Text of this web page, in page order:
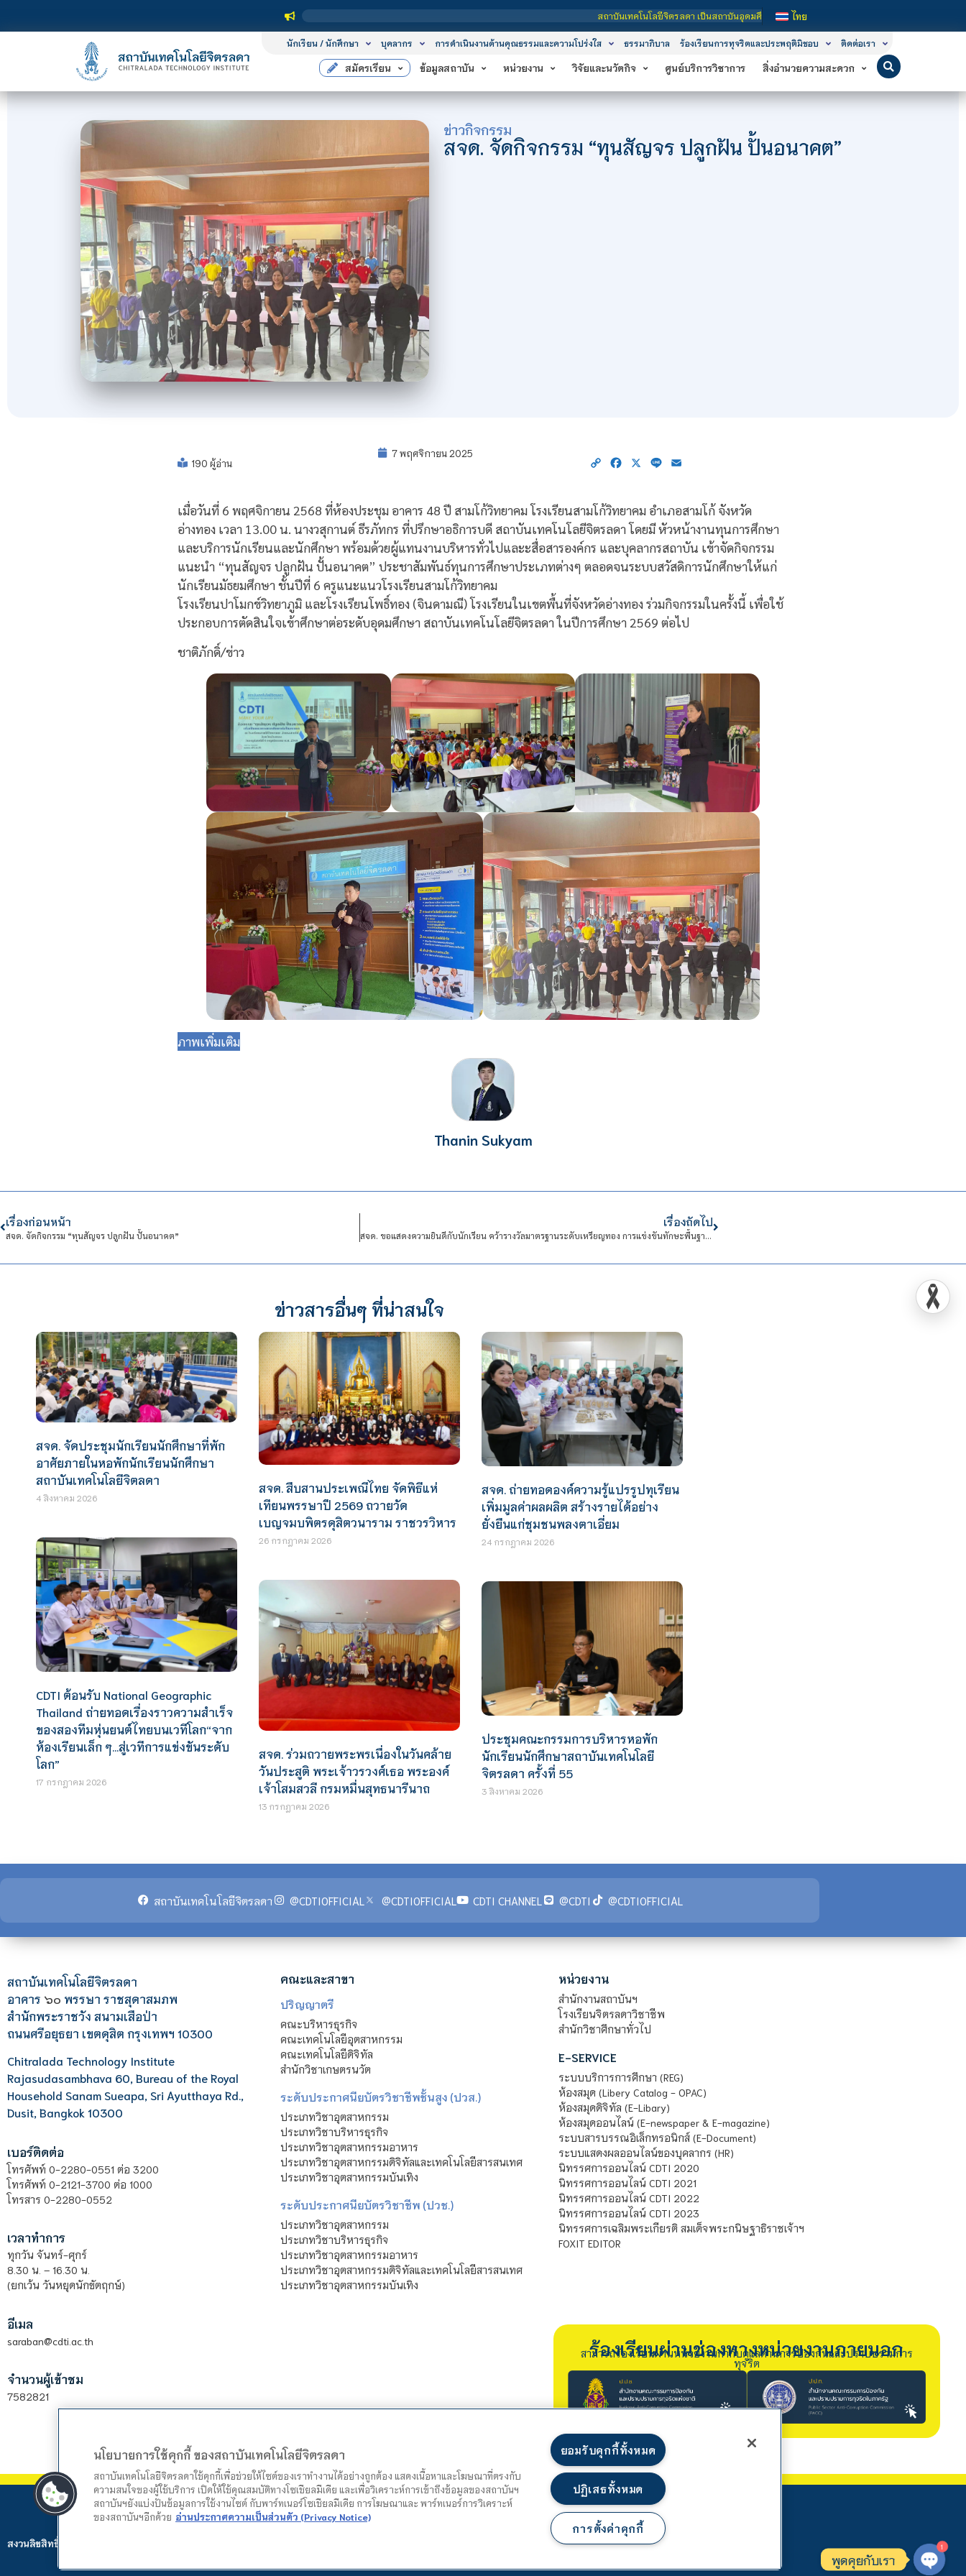
สถาบันเทคโนโลยีจิตรลดา เป็นสถาบันอุดมศึกษาในกำกับของรัฐ เปิดหลักสูตรการเรียนการสอน 3 ระดับ คือ ระดับป
ไทย
นักเรียน / นักศึกษา บุคลากร การดำเนินงานด้านคุณธรรมและความโปร่งใส ธรรมาภิบาล ร้องเรียนการทุจริตและประพฤติมิชอบ ติดต่อเรา
สมัครเรียน ข้อมูลสถาบัน หน่วยงาน วิจัยและนวัตกิจ ศูนย์บริการวิชาการ สิ่งอำนวยความสะดวก
ข่าวกิจกรรม
สจด. จัดกิจกรรม “ทุนสัญจร ปลูกฝัน ปั้นอนาคต”
190 ผู้อ่าน
7 พฤศจิกายน 2025
Copy Facebook
X Line
เมื่อวันที่ 6 พฤศจิกายน 2568 ที่ห้องประชุม อาคาร 48 ปี สามโก้วิทยาคม โรงเรียนสามโก้วิทยาคม อำเภอสามโก้ จังหวัด
อ่างทอง เวลา 13.00 น. นางวสุกานต์ ธีรภัทกร ที่ปรึกษาอธิการบดี สถาบันเทคโนโลยีจิตรลดา โดยมี หัวหน้างานทุนการศึกษา
และบริการนักเรียนและนักศึกษา พร้อมด้วยผู้แทนงานบริหารทั่วไปและะสื่อสารองค์กร และบุคลากรสถาบัน เข้าจัดกิจกรรม
แนะนำ “ทุนสัญจร ปลูกฝัน ปั้นอนาคต” ประชาสัมพันธ์ทุนการศึกษาประเภทต่างๆ ตลอดจนระบบสวัสดิการนักศึกษาให้แก่
นักเรียนมัธยมศึกษา ชั้นปีที่ 6 ครูแนะแนวโรงเรียนสามโก้วิทยาคม
โรงเรียนปาโมกข์วิทยาภูมิ และโรงเรียนโพธิ์ทอง (จินดามณี) โรงเรียนในเขตพื้นที่จังหวัดอ่างทอง ร่วมกิจกรรมในครั้งนี้ เพื่อใช้
ประกอบการตัดสินใจเข้าศึกษาต่อระดับอุดมศึกษา สถาบันเทคโนโลยีจิตรลดา ในปีการศึกษา 2569 ต่อไป
ชาติภักดิ์/ข่าว
ภาพเพิ่มเติม
Thanin Sukyam
เรื่องก่อนหน้า
สจด. จัดกิจกรรม “ทุนสัญจร ปลูกฝัน ปั้นอนาคต”
เรื่องถัดไป
สจด. ขอแสดงความยินดีกับนักเรียน คว้ารางวัลมาตรฐานระดับเหรียญทอง การแข่งขันทักษะพื้นฐาน การประกวดขับร้องเพลงสากล
ข่าวสารอื่นๆ ที่น่าสนใจ
สจด. จัดประชุมนักเรียนนักศึกษาที่พัก
อาศัยภายในหอพักนักเรียนนักศึกษา
สถาบันเทคโนโลยีจิตลดา
4 สิงหาคม 2026
สจด. สืบสานประเพณีไทย จัดพิธีแห่
เทียนพรรษาปี 2569 ถวายวัด
เบญจมบพิตรดุสิตวนาราม ราชวรวิหาร
26 กรกฎาคม 2026
สจด. ถ่ายทอดองค์ความรู้แปรรูปทุเรียน
เพิ่มมูลค่าผลผลิต สร้างรายได้อย่าง
ยั่งยืนแก่ชุมชนพลงตาเอี่ยม
24 กรกฎาคม 2026
CDTI ต้อนรับ National Geographic
Thailand ถ่ายทอดเรื่องราวความสำเร็จ
ของสองทีมหุ่นยนต์ไทยบนเวทีโลก“จาก
ห้องเรียนเล็ก ๆ…สู่เวทีการแข่งขันระดับ
โลก”
17 กรกฎาคม 2026
สจด. ร่วมถวายพระพรเนื่องในวันคล้าย
วันประสูติ พระเจ้าวรวงศ์เธอ พระองค์
เจ้าโสมสวลี กรมหมื่นสุทธนารีนาถ
13 กรกฎาคม 2026
ประชุมคณะกรรมการบริหารหอพัก
นักเรียนนักศึกษาสถาบันเทคโนโลยี
จิตรลดา ครั้งที่ 55
3 สิงหาคม 2026
สถาบันเทคโนโลยีจิตรลดา @CDTIOFFICIAL @CDTIOFFICIAL CDTI CHANNEL @CDTI @CDTIOFFICIAL
สถาบันเทคโนโลยีจิตรลดา
อาคาร ๖๐ พรรษา ราชสุดาสมภพ
สำนักพระราชวัง สนามเสือป่า
ถนนศรีอยุธยา เขตดุสิต กรุงเทพฯ 10300
Chitralada Technology Institute
Rajasudasambhava 60, Bureau of the Royal
Household Sanam Sueapa, Sri Ayutthaya Rd.,
Dusit, Bangkok 10300
เบอร์ติดต่อ
โทรศัพท์ 0-2280-0551 ต่อ 3200
โทรศัพท์ 0-2121-3700 ต่อ 1000
โทรสาร 0-2280-0552
เวลาทำการ
ทุกวัน จันทร์-ศุกร์
8.30 น. – 16.30 น.
(ยกเว้น วันหยุดนักขัตฤกษ์)
อีเมล
saraban@cdti.ac.th
จำนวนผู้เข้าชม
7582821
คณะและสาขา
ปริญญาตรี
คณะบริหารธุรกิจ
คณะเทคโนโลยีอุตสาหกรรม
คณะเทคโนโลยีดิจิทัล
สำนักวิชาเกษตรนวัต
ระดับประกาศนียบัตรวิชาชีพชั้นสูง (ปวส.)
ประเภทวิชาอุตสาหกรรม
ประเภทวิชาบริหารธุรกิจ
ประเภทวิชาอุตสาหกรรมอาหาร
ประเภทวิชาอุตสาหกรรมดิจิทัลและเทคโนโลยีสารสนเทศ
ประเภทวิชาอุตสาหกรรมบันเทิง
ระดับประกาศนียบัตรวิชาชีพ (ปวช.)
ประเภทวิชาอุตสาหกรรม
ประเภทวิชาบริหารธุรกิจ
ประเภทวิชาอุตสาหกรรมอาหาร
ประเภทวิชาอุตสาหกรรมดิจิทัลและเทคโนโลยีสารสนเทศ
ประเภทวิชาอุตสาหกรรมบันเทิง
หน่วยงาน
สำนักงานสถาบันฯ
โรงเรียนจิตรลดาวิชาชีพ
สำนักวิชาศึกษาทั่วไป
E-SERVICE
ระบบบริการการศึกษา (REG)
ห้องสมุด (Libery Catalog - OPAC)
ห้องสมุดดิจิทัล (E-Libary)
ห้องสมุดออนไลน์ (E-newspaper & E-magazine)
ระบบสารบรรณอิเล็กทรอนิกส์ (E-Document)
ระบบแสดงผลออนไลน์ของบุคลากร (HR)
นิทรรศการออนไลน์ CDTI 2020
นิทรรศการออนไลน์ CDTI 2021
นิทรรศการออนไลน์ CDTI 2022
นิทรรศการออนไลน์ CDTI 2023
นิทรรศการเฉลิมพระเกียรติ สมเด็จพระกนิษฐาธิราชเจ้าฯ
FOXIT EDITOR
ร้องเรียนผ่านช่องทางหน่วยงานภายนอก
สามารถร้องเรียนผ่านหน่วยงานกำกับดูแลด้านการป้องกันและปราบปรามการ
ทุจริต
สงวนลิขสิทธิ์ © 2024 สถาบันเทคโนโลยีจิตรลดา. Web by นโยบายความเป็นส่วนตัว
พูดคุยกับเรา
1
นโยบายการใช้คุกกี้ ของสถาบันเทคโนโลยีจิตรลดา
สถาบันเทคโนโลยีจิตรลดาใช้คุกกี้เพื่อช่วยให้ไซต์ของเราทำงานได้อย่างถูกต้อง แสดงเนื้อหาและโฆษณาที่ตรงกับ
ความสนใจของผู้ใช้บริการ เปิดให้ใช้คุณสมบัติทางโซเชียลมีเดีย และเพื่อวิเคราะห์การเข้าถึงข้อมูลของสถาบันฯ
สถาบันฯยังแบ่งปันข้อมูลการใช้งานไซต์ กับพาร์ทเนอร์โซเชียลมีเดีย การโฆษณาและ พาร์ทเนอร์การวิเคราะห์
ของสถาบันฯอีกด้วย อ่านประกาศความเป็นส่วนตัว (Privacy Notice)
ยอมรับคุกกี้ทั้งหมด
ปฏิเสธทั้งหมด
การตั้งค่าคุกกี้